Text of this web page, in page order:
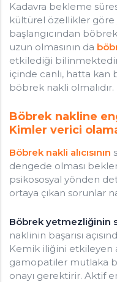
Kadavra bekleme
kültürel özellikler göre
başlangıcından
uzun olmasının da
etkilediği
içinde canlı, hatta kan
böbrek nakli olmalıdır.
Böbrek nakline
Kimler verici
Böbrek nakli alıcısının
dengede olması
psikososyal yönden
ortaya çıkan sorunlar
Böbrek yetmezliğinin
naklinin başarısı
Kemik iliğini
gamopatiler mutlaka
onayı gerektirir. Aktif